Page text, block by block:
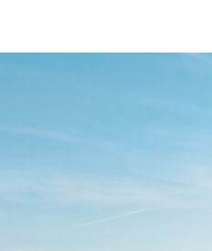
[Reembalado]